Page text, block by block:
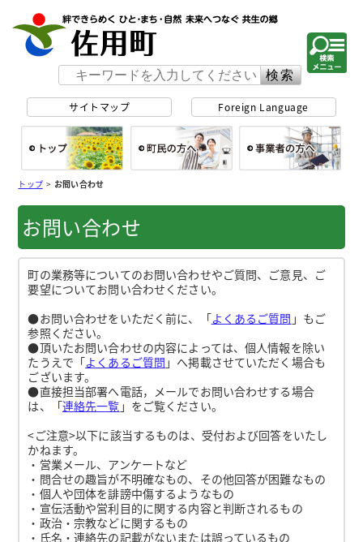
サイトマップ Foreign Language
トップ>お問い合わせ
お問い合わせ
町の業務等についてのお問い合わせやご質問、ご意見、ご
要望についてお問い合わせください。
●お問い合わせをいただく前に、「よくあるご質問 」もご
参照ください。
●頂いたお問い合わせの内容によっては、個人情報を除い
たうえで「よくあるご質問 」へ掲載させていただく場合も
ございます。
●直接担当部署へ電話，メールでお問い合わせする場合
は、「連絡先一覧 」をご覧ください。
<ご注意>以下に該当するものは、受付および回答をいたし
かねます。
・営業メール、アンケートなど
・問合せの趣旨が不明確なもの、その他回答が困難なもの
・個人や団体を誹謗中傷するようなもの
・宣伝活動や営利目的に関する内容と判断されるもの
・政治・宗教などに関するもの
・氏名・連絡先の記載がないまたは誤っているもの